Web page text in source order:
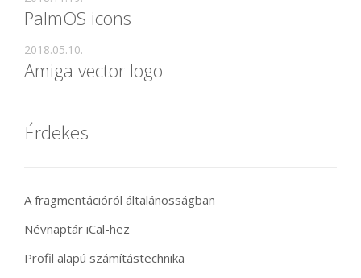
PalmOS icons
Amiga vector logo
2018.05.10.
Érdekes
A fragmentációról általánosságban
Névnaptár iCal-hez
Profil alapú számítástechnika